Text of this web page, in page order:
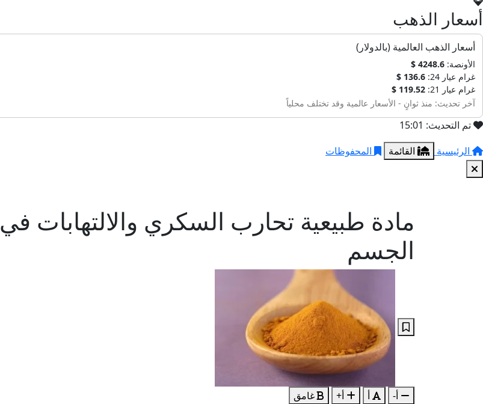
أسعار الذهب
أسعار الذهب العالمية (بالدولار)
الأونصة: 4248.6 $
غرام عيار 24:
136.6 $
غرام عيار 21:
119.52 $
آخر تحديث: منذ ثوانٍ - الأسعار عالمية وقد تختلف محلياً
تم التحديث: 15:01
الرئيسية
القائمة المحفوظات
مادة طبيعية تحارب السكري والالتهابات في
الجسم
أ- أ أ+
غامق